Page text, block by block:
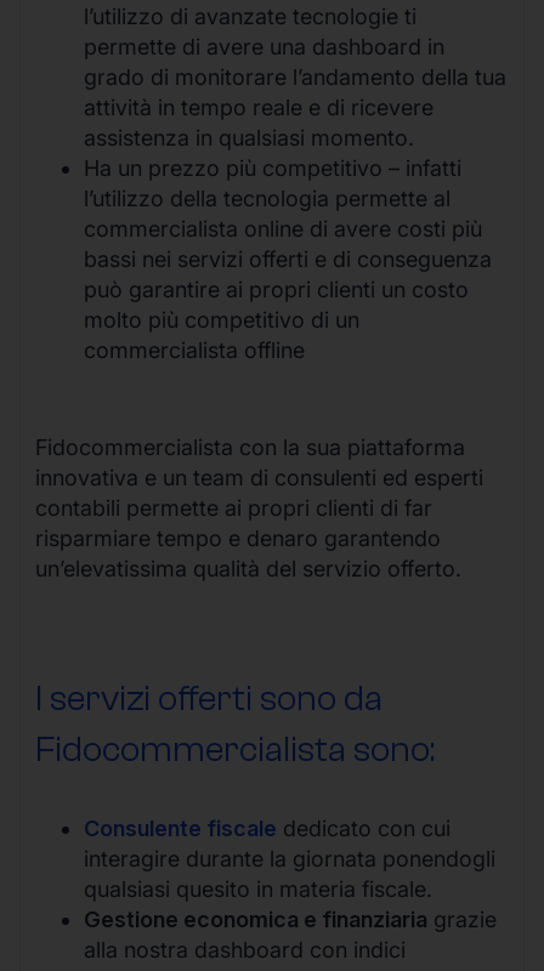
l’utilizzo di avanzate tecnologie ti
permette di avere una dashboard in
grado di monitorare l’andamento della tua
attività in tempo reale e di ricevere
assistenza in qualsiasi momento.
Ha un prezzo più competitivo – infatti
l’utilizzo della tecnologia permette al
commercialista online di avere costi più
bassi nei servizi offerti e di conseguenza
può garantire ai propri clienti un costo
molto più competitivo di un
commercialista offline
Fidocommercialista con la sua piattaforma
innovativa e un team di consulenti ed esperti
contabili permette ai propri clienti di far
risparmiare tempo e denaro garantendo
un’elevatissima qualità del servizio offerto.
I servizi offerti sono da
Fidocommercialista sono:
Consulente fiscale dedicato con cui
interagire durante la giornata ponendogli
qualsiasi quesito in materia fiscale.
Gestione economica e finanziaria grazie
alla nostra dashboard con indici